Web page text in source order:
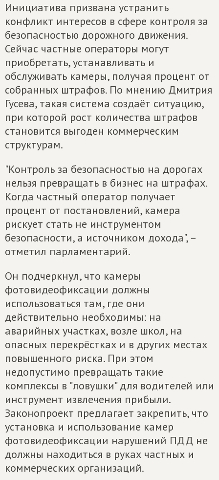
Инициатива призвана устранить
конфликт интересов в сфере контроля за
безопасностью дорожного движения.
Сейчас частные операторы могут
приобретать, устанавливать и
обслуживать камеры, получая процент от
собранных штрафов. По мнению Дмитрия
Гусева, такая система создаёт ситуацию,
при которой рост количества штрафов
становится выгоден коммерческим
структурам.
"Контроль за безопасностью на дорогах
нельзя превращать в бизнес на штрафах.
Когда частный оператор получает
процент от постановлений, камера
рискует стать не инструментом
безопасности, а источником дохода", –
отметил парламентарий.
Он подчеркнул, что камеры
фотовидеофиксации должны
использоваться там, где они
действительно необходимы: на
аварийных участках, возле школ, на
опасных перекрёстках и в других местах
повышенного риска. При этом
недопустимо превращать такие
комплексы в "ловушки" для водителей или
инструмент извлечения прибыли.
Законопроект предлагает закрепить, что
установка и использование камер
фотовидеофиксации нарушений ПДД не
должны находиться в руках частных и
коммерческих организаций.